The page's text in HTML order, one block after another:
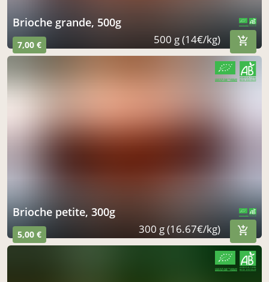
brioche grande, 500g
7,00 € 500 g (14€/kg)
brioche petite, 300g
5,00 € 300 g (16.67€/kg)
CERTIFIÉ PAR FR-BIO-09
AGRICULTURE FRANCE
CERTIFIÉ PAR FR-BIO-09
AGRICULTURE FRANCE